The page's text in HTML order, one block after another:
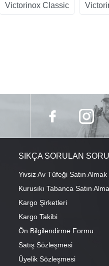
Victorinox Classic
SIKÇA SORULAN
Yivsiz Av Tüfeği Satın Almak
Kurusıkı Tabanca Satın
Kargo Şirketleri
Kargo Takibi
Ön Bilgilendirme Formu
Satış Sözleşmesi
Üyelik Sözleşmesi